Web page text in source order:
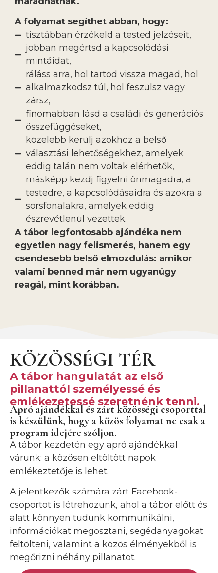
A folyamat segíthet abban, hogy:
tisztábban érzékeld a tested jelzéseit,
jobban megértsd a kapcsolódási
mintáidat,
ráláss arra, hol tartod vissza magad, hol
alkalmazkodsz túl, hol feszülsz vagy
zársz,
finomabban lásd a családi és generációs
összefüggéseket,
közelebb kerülj azokhoz a belső
választási lehetőségekhez, amelyek
eddig talán nem voltak elérhetők,
másképp kezdj figyelni önmagadra, a
testedre, a kapcsolódásaidra és azokra a
sorsfonalakra, amelyek eddig
észrevétlenül vezettek.
A tábor legfontosabb ajándéka nem
egyetlen nagy felismerés, hanem egy
csendesebb belső elmozdulás: amikor
valami benned már nem ugyanúgy
reagál, mint korábban.
KÖZÖSSÉGI TÉR
A tábor hangulatát az első
pillanattól személyessé és
emlékezetessé szeretnénk tenni.
Apró ajándékkal és zárt közösségi csoporttal
is készülünk, hogy a közös folyamat ne csak a
program idejére szóljon.
A tábor kezdetén egy apró ajándékkal
várunk: a közösen eltöltött napok
emlékeztetője is lehet.
A jelentkezők számára zárt Facebook-
csoportot is létrehozunk, ahol a tábor előtt és
alatt könnyen tudunk kommunikálni,
információkat megosztani, segédanyagokat
feltölteni, valamint a közös élményekből is
megőrizni néhány pillanatot.